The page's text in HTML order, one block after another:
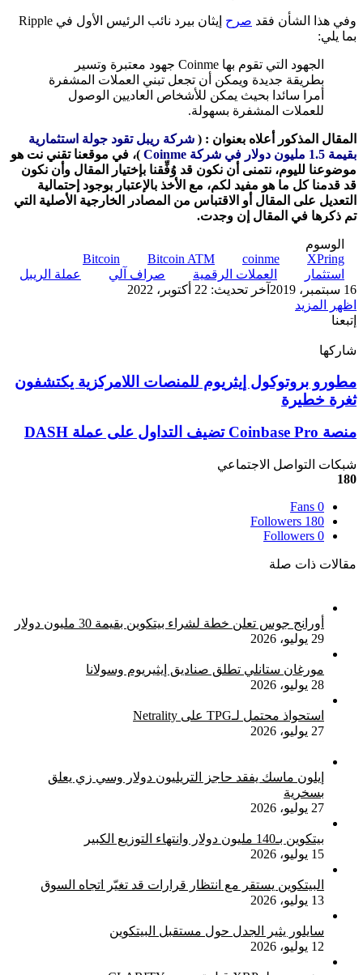
وفي هذا الشأن فقد صرح
إيثان بيرد نائب الرئيس الأول في Ripple
بما يلي:
الجهود التي تقوم بها Coinme جهود معتبرة وتسير
بطريقة جديدة ويمكن أن تجعل تبني العملات المشفرة
أمرا سائدا بحيث يمكن للأشخاص العاديين الوصول
للعملات المشفرة بسهولة.
المقال المذكور أعلاه بعنوان :
( شركة ريبل تقود جولة استثمارية
بقيمة 1.5 مليون دولار في شركة Coinme
)، في موقعنا تقني نت هو
موضوعنا لليوم، نتمنى أن نكون قد وُفِّقنا بإختيار المقال وأن نكون
قد قدمنا كل ما هو مفيد لكم، مع الأخذ بالإعتبار بوجود إحتمالية
التعديل على المقال أو الاقتباس من المصادر الخارجية الأصلية التي
تم ذكرها في المقال إن وجدت.
الوسوم
Bitcoin
Bitcoin ATM coinme
XPring
استثمار
العملات الرقمية صراف آلي
عملة الريبل
16 سبتمبر، 2019
آخر تحديث: 22 أكتوبر، 2022
اظهر المزيد
إتبعنا
شاركها
مطورو
بروتوكول
إيثريوم
للمنصات
اللامركزية
يكتشفون
ثغرة
خطيرة
مطورو بروتوكول إيثريوم للمنصات اللامركزية يكتشفون
ثغرة خطيرة
منصة
Pro
تضيف
على
عملة
DASH
منصة Coinbase Pro تضيف التداول على عملة DASH
شبكات التواصل الاجتماعي
180
0
Fans
180
Followers
0
Followers
مقالات ذات صلة
أورانج جوس تعلن خطة لشراء بيتكوين بقيمة 30 مليون دولار
29 يوليو، 2026
مورغان ستانلي تطلق صناديق إيثيريوم وسولانا
28 يوليو، 2026
استحواذ محتمل لـTPG على Netrality
27 يوليو، 2026
إيلون ماسك يفقد حاجز التريليون دولار وسي زي يعلق
بسخرية
27 يوليو، 2026
بيتكوين بـ140 مليون دولار وانتهاء التوزيع الكبير
15 يوليو، 2026
البيتكوين يستقر مع انتظار قرارات قد تغيّر اتجاه السوق
13 يوليو، 2026
سايلور يثير الجدل حول مستقبل البيتكوين
12 يوليو، 2026